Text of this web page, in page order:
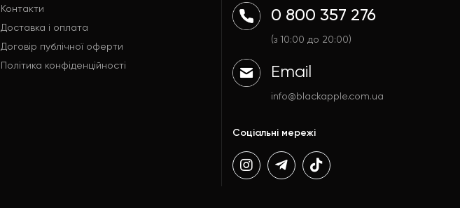
Контакти
Доставка і оплата
Договір публічної оферти
Політика конфіденційності
0 800 357 276
(з 10:00 до 20:00)
Email
info@blackapple.com.ua
Соціальні мережі